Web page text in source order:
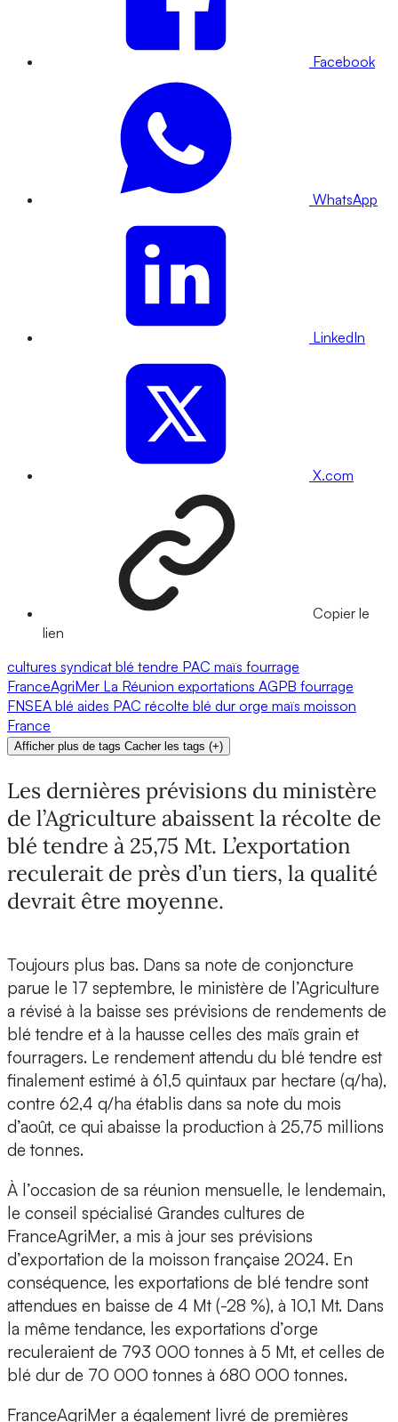
Facebook
WhatsApp
LinkedIn
X.com
Copier le
lien
cultures syndicat blé tendre PAC maïs fourrage
FranceAgriMer La Réunion exportations AGPB fourrage
FNSEA blé aides PAC récolte blé dur orge maïs moisson
France
Afficher plus de tags Cacher les tags (+)
Les dernières prévisions du ministère
de l’Agriculture abaissent la récolte de
blé tendre à 25,75 Mt. L’exportation
reculerait de près d’un tiers, la qualité
devrait être moyenne.
Toujours plus bas. Dans sa note de conjoncture
parue le 17 septembre, le ministère de l’Agriculture
a révisé à la baisse ses prévisions de rendements de
blé tendre et à la hausse celles des maïs grain et
fourragers. Le rendement attendu du blé tendre est
finalement estimé à 61,5 quintaux par hectare (q/ha),
contre 62,4 q/ha établis dans sa note du mois
d’août, ce qui abaisse la production à 25,75 millions
de tonnes.
À l’occasion de sa réunion mensuelle, le lendemain,
le conseil spécialisé Grandes cultures de
FranceAgriMer, a mis à jour ses prévisions
d’exportation de la moisson française 2024. En
conséquence, les exportations de blé tendre sont
attendues en baisse de 4 Mt (-28 %), à 10,1 Mt. Dans
la même tendance, les exportations d’orge
reculeraient de 793 000 tonnes à 5 Mt, et celles de
blé dur de 70 000 tonnes à 680 000 tonnes.
FranceAgriMer a également livré de premières